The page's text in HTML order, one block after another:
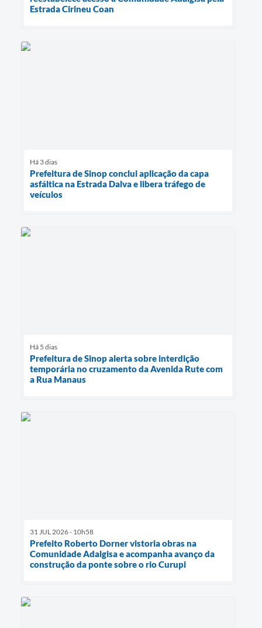
Estrada Cirineu Coan
Há 3 dias
Prefeitura de Sinop conclui aplicação da capa
asfáltica na Estrada Dalva e libera tráfego de
veículos
Há 5 dias
Prefeitura de Sinop alerta sobre interdição
temporária no cruzamento da Avenida Rute com
a Rua Manaus
31 JUL 2026 - 10h58
Prefeito Roberto Dorner vistoria obras na
Comunidade Adalgisa e acompanha avanço da
construção da ponte sobre o rio Curupi